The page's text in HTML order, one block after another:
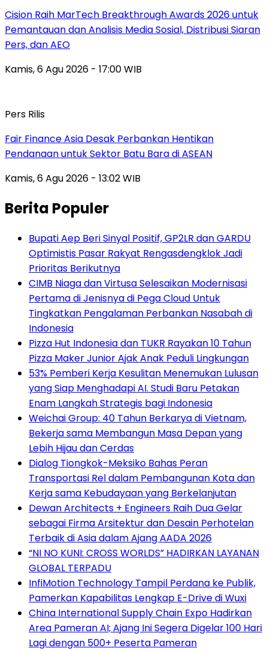
Cision Raih MarTech Breakthrough Awards 2026 untuk
Pemantauan dan Analisis Media Sosial, Distribusi Siaran
Pers, dan AEO
Kamis, 6 Agu 2026 - 17:00 WIB
Pers Rilis
Fair Finance Asia Desak Perbankan Hentikan
Pendanaan untuk Sektor Batu Bara di ASEAN
Kamis, 6 Agu 2026 - 13:02 WIB
Berita Populer
Bupati Aep Beri Sinyal Positif, GP2LR dan GARDU
Optimistis Pasar Rakyat Rengasdengklok Jadi
Prioritas Berikutnya
CIMB Niaga dan Virtusa Selesaikan Modernisasi
Pertama di Jenisnya di Pega Cloud Untuk
Tingkatkan Pengalaman Perbankan Nasabah di
Indonesia
Pizza Hut Indonesia dan TUKR Rayakan 10 Tahun
Pizza Maker Junior Ajak Anak Peduli Lingkungan
53% Pemberi Kerja Kesulitan Menemukan Lulusan
yang Siap Menghadapi AI. Studi Baru Petakan
Enam Langkah Strategis bagi Indonesia
Weichai Group: 40 Tahun Berkarya di Vietnam,
Bekerja sama Membangun Masa Depan yang
Lebih Hijau dan Cerdas
Dialog Tiongkok-Meksiko Bahas Peran
Transportasi Rel dalam Pembangunan Kota dan
Kerja sama Kebudayaan yang Berkelanjutan
Dewan Architects + Engineers Raih Dua Gelar
sebagai Firma Arsitektur dan Desain Perhotelan
Terbaik di Asia dalam Ajang AADA 2026
“NI NO KUNI: CROSS WORLDS” HADIRKAN LAYANAN
GLOBAL TERPADU
InfiMotion Technology Tampil Perdana ke Publik,
Pamerkan Kapabilitas Lengkap E-Drive di Wuxi
China International Supply Chain Expo Hadirkan
Area Pameran AI; Ajang Ini Segera Digelar 100 Hari
Lagi dengan 500+ Peserta Pameran